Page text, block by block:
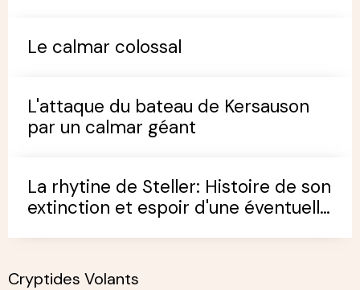
Le calmar colossal
L'attaque du bateau de Kersauson
par un calmar géant
La rhytine de Steller: Histoire de son
extinction et espoir d'une éventuelle
Cryptides Volants